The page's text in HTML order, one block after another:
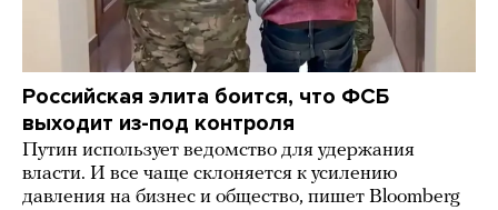
Российская элита боится, что ФСБ
выходит из-под контроля
Путин использует ведомство для удержания
власти. И все чаще склоняется к усилению
давления на бизнес и общество, пишет Bloomberg